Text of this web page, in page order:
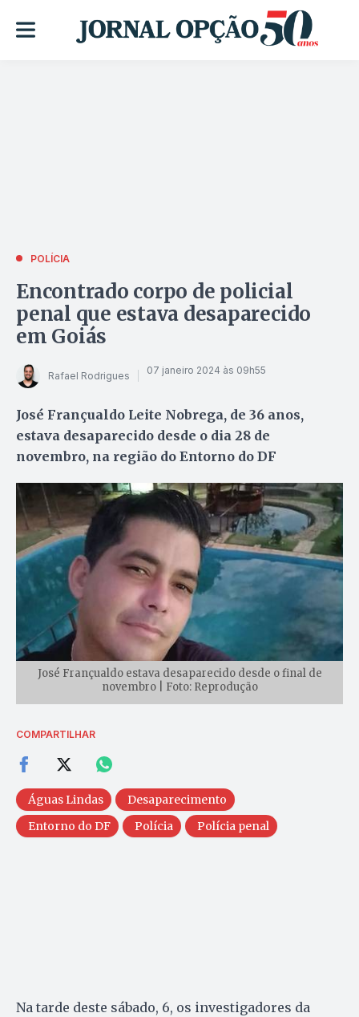
POLÍCIA
Encontrado corpo de policial
penal que estava desaparecido
em Goiás
Rafael Rodrigues 07 janeiro 2024 às 09h55
José Françualdo Leite Nobrega, de 36 anos,
estava desaparecido desde o dia 28 de
novembro, na região do Entorno do DF
José Françualdo estava desaparecido desde o final de
novembro | Foto: Reprodução
COMPARTILHAR
Águas Lindas
Desaparecimento
Entorno do DF
Polícia Polícia penal
Na tarde deste sábado, 6, os investigadores da